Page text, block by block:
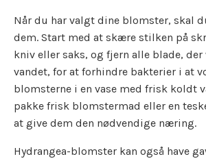
Når du har valgt dine blomster, skal
dem. Start med at skære stilken på
kniv eller saks, og fjern alle blade,
vandet, for at forhindre bakterier i at
blomsterne i en vase med frisk koldt
pakke frisk blomstermad eller en
at give dem den nødvendige næring.
Hydrangea-blomster kan også have